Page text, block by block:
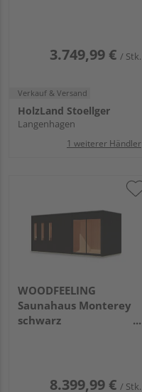
3.749,99 € / Stk.
Verkauf & Versand
HolzLand Stoellger
Langenhagen
1 weiterer Händler
WOODFEELING
Saunahaus Monterey
schwarz
8.399,99 € / Stk.